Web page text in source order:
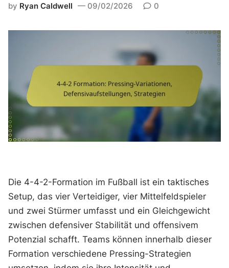
by Ryan Caldwell 09/02/2026 0
Die 4-4-2-Formation im Fußball ist ein taktisches
Setup, das vier Verteidiger, vier Mittelfeldspieler
und zwei Stürmer umfasst und ein Gleichgewicht
zwischen defensiver Stabilität und offensivem
Potenzial schafft. Teams können innerhalb dieser
Formation verschiedene Pressing-Strategien